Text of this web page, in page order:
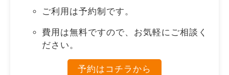
ご利用は予約制です。
費用は無料ですので、お気軽にご相談く
ださい。
予約はコチラから